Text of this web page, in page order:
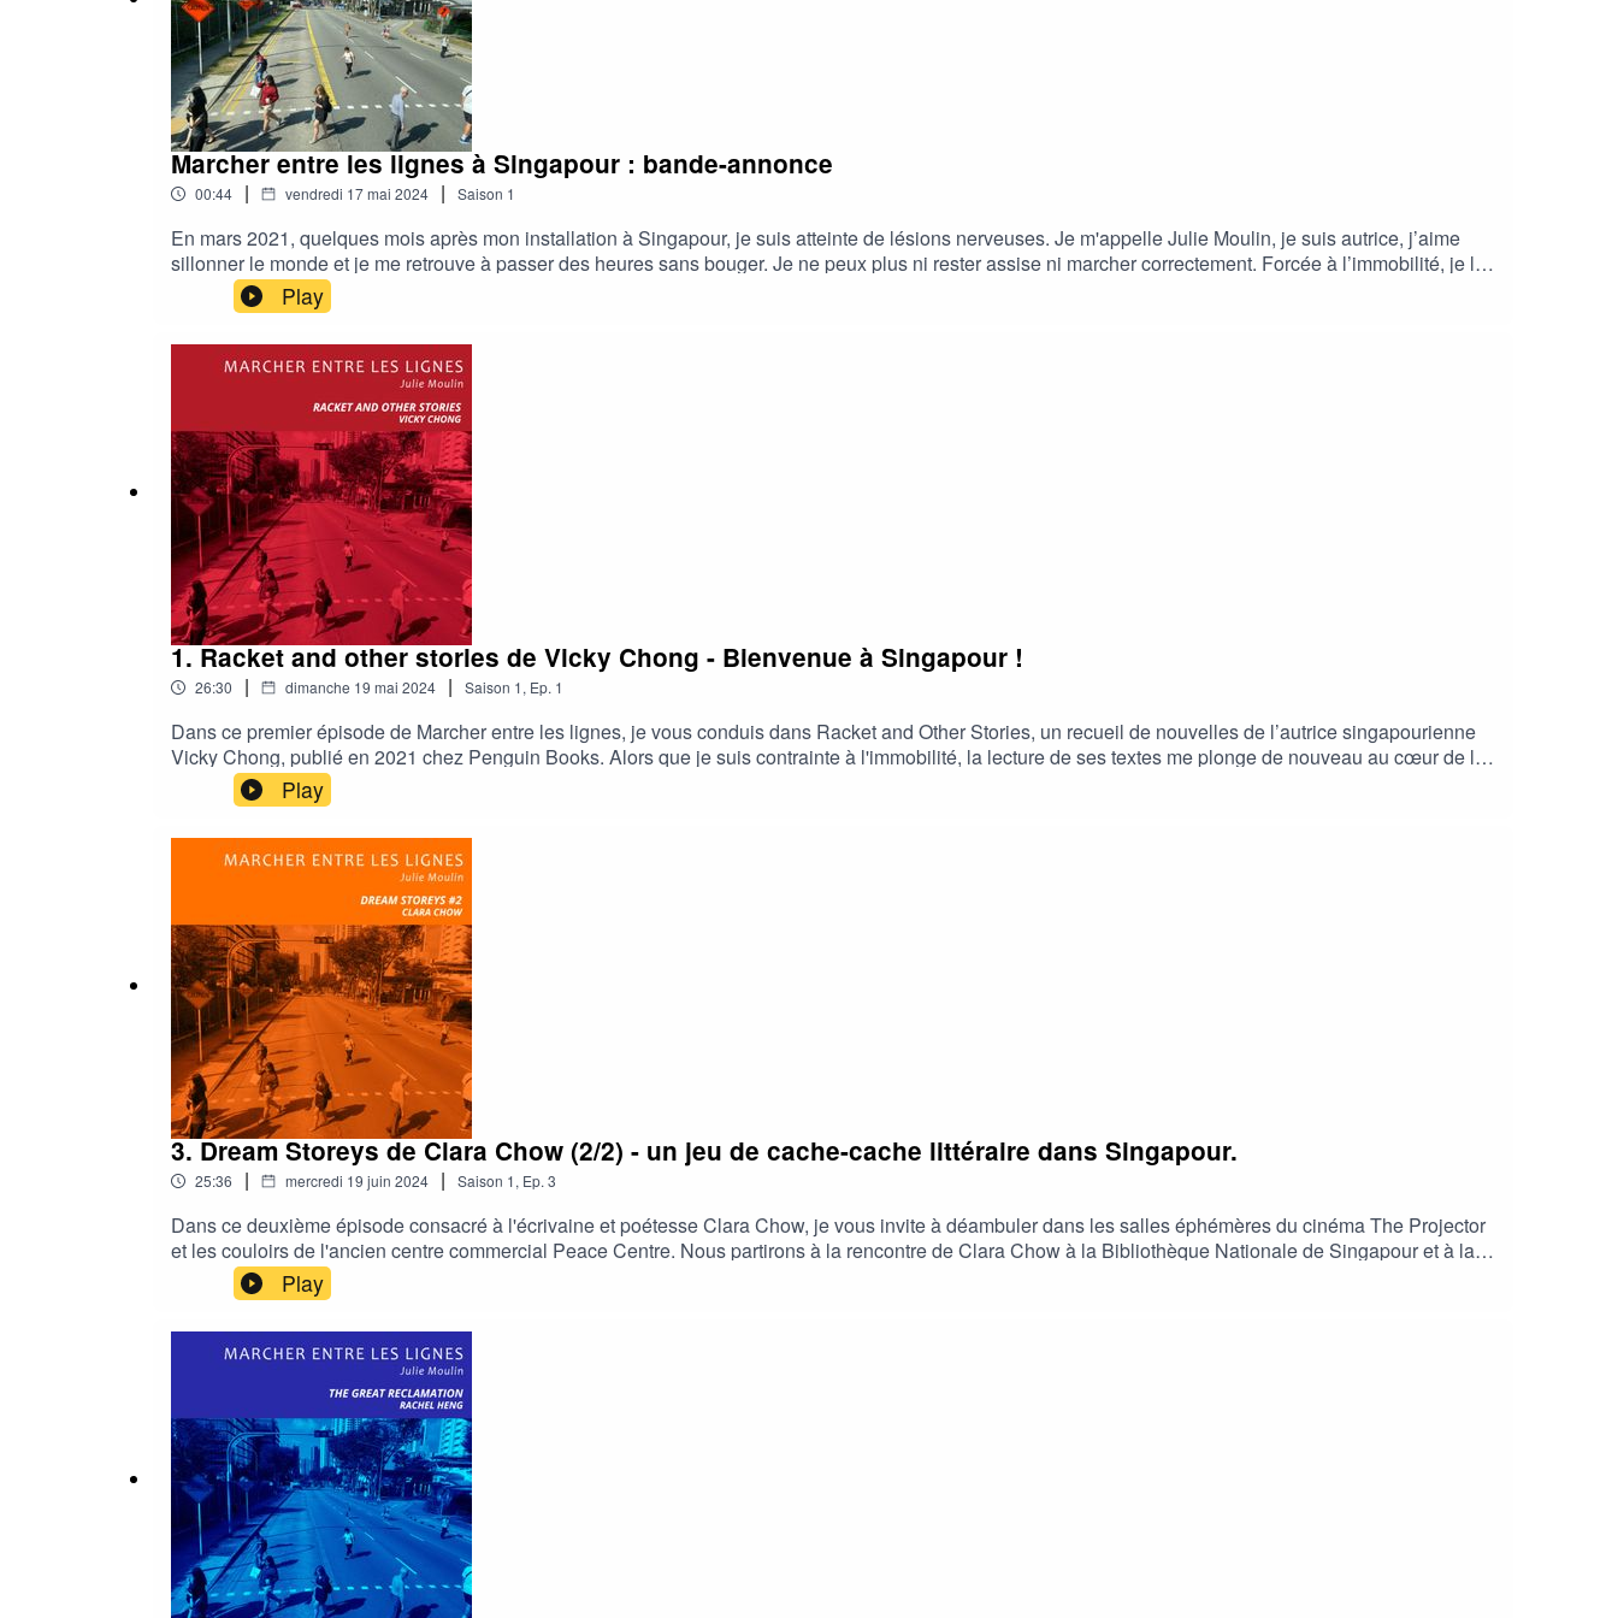
Marcher entre les lignes à Singapour : bande-annonce
00:44 | vendredi 17 mai 2024 | Saison 1
En mars 2021, quelques mois après mon installation à Singapour, je suis atteinte de lésions nerveuses. Je m'appelle Julie Moulin, je suis autrice, j’aime
sillonner le monde et je me retrouve à passer des heures sans bouger. Je ne peux plus ni rester assise ni marcher correctement. Forcée à l’immobilité, je lis.
Et en lisant, je reprends mon exploration de l’île. En lisant, je suis de nouveau en mouvement. C’est cette découverte de Singapour, à travers les récits
d'auteurs locaux, que je voudrais vous raconter. À écouter en marchant, en roulant, en volant, ou allongé.
Play
1. Racket and other stories de Vicky Chong - Bienvenue à Singapour !
26:30 | dimanche 19 mai 2024 | Saison 1, Ep. 1
Dans ce premier épisode de Marcher entre les lignes, je vous conduis dans Racket and Other Stories, un recueil de nouvelles de l’autrice singapourienne
Vicky Chong, publié en 2021 chez Penguin Books. Alors que je suis contrainte à l'immobilité, la lecture de ses textes me plonge de nouveau au cœur de la
ville. En lisant, je suis de nouveau à Singapour. Vous rencontrerez dans ce recueil des Singapouriens et des Singapouriennes face aux choix de
s'affranchir ou de se conformer aux règles de la société. Vous ferez connaissance avec Vicky Chong qui a eu la gentillesse de m’accueillir chez elle en avril
2024. Elle répond à mes nombreuses questions sur Singapour et l’écriture. Pour en savoir plus sur Vicky Chong :https://vickychong.sg/ Marcher entre les
lignes est un podcast conçu et écrit par Julie Moulin.Montage et habillage sonore : Vincent Cateigne.Maquette : Hélène Le ChatelierLectures en anglais :
Vicky Chong.Traductions : Julie Moulin.
Play
3. Dream Storeys de Clara Chow (2/2) - un jeu de cache-cache littéraire dans Singapour.
25:36 | mercredi 19 juin 2024 | Saison 1, Ep. 3
Dans ce deuxième épisode consacré à l'écrivaine et poétesse Clara Chow, je vous invite à déambuler dans les salles éphémères du cinéma The Projector
et les couloirs de l'ancien centre commercial Peace Centre. Nous partirons à la rencontre de Clara Chow à la Bibliothèque Nationale de Singapour et à la
galerie d’art Ipreciation. Clara Chow nous parlera du temps, de l'évolution du paysage urbain à Singapour et de littérature. Un jeu de cache-cache
passionnant. And if we meet, we meet!L'oeuvre de Clara Chow est à retrouver ici:https://clarachow.weebly.com/ Marcher entre les lignes est un podcast écrit
et conçu par Julie Moulin.Montage et habillage sonore: Vincent Cateigne.Extraits des performances et conférences de Clara Chow publiés avec son
aimable autorisation.Traductions: Julie Moulin
Play